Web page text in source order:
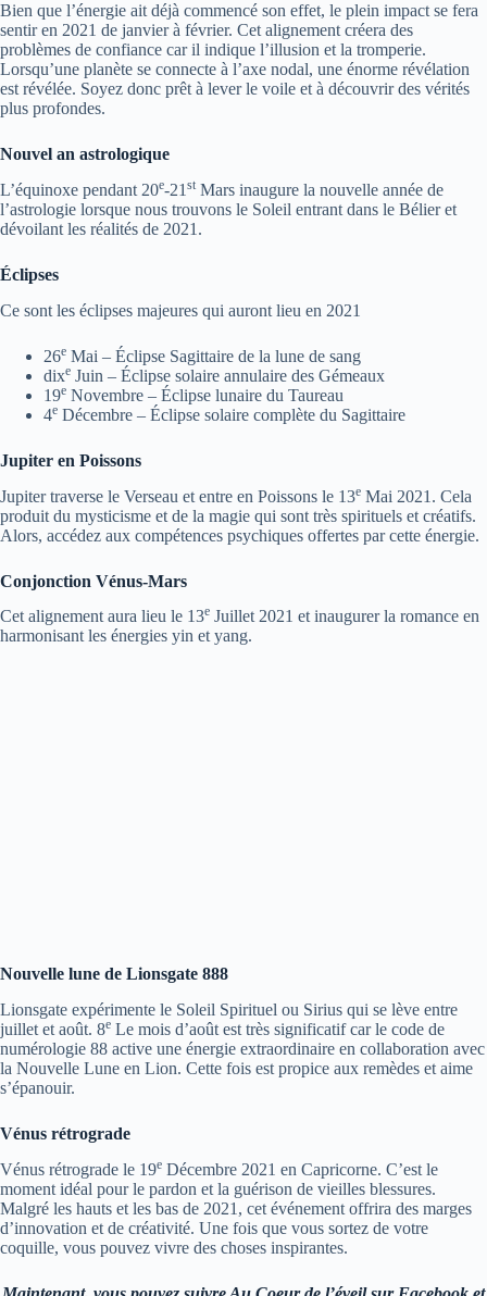
Bien que l’énergie ait déjà commencé son effet, le plein impact se fera
sentir en 2021 de janvier à février. Cet alignement créera des
problèmes de confiance car il indique l’illusion et la tromperie.
Lorsqu’une planète se connecte à l’axe nodal, une énorme révélation
est révélée. Soyez donc prêt à lever le voile et à découvrir des vérités
plus profondes.
Nouvel an astrologique
L’équinoxe pendant 20e-21 st Mars inaugure la nouvelle année de
l’astrologie lorsque nous trouvons le Soleil entrant dans le Bélier et
dévoilant les réalités de 2021.
Éclipses
Ce sont les éclipses majeures qui auront lieu en 2021
26e Mai – Éclipse Sagittaire de la lune de sang
dixe Juin – Éclipse solaire annulaire des Gémeaux
19e Novembre – Éclipse lunaire du Taureau
4e Décembre – Éclipse solaire complète du Sagittaire
Jupiter en Poissons
Jupiter traverse le Verseau et entre en Poissons le 13e Mai 2021. Cela
produit du mysticisme et de la magie qui sont très spirituels et créatifs.
Alors, accédez aux compétences psychiques offertes par cette énergie.
Conjonction Vénus-Mars
Cet alignement aura lieu le 13e Juillet 2021 et inaugurer la romance en
harmonisant les énergies yin et yang.
Nouvelle lune de Lionsgate 888
Lionsgate expérimente le Soleil Spirituel ou Sirius qui se lève entre
juillet et août. 8e Le mois d’août est très significatif car le code de
numérologie 88 active une énergie extraordinaire en collaboration avec
la Nouvelle Lune en Lion. Cette fois est propice aux remèdes et aime
s’épanouir.
Vénus rétrograde
Vénus rétrograde le 19e Décembre 2021 en Capricorne. C’est le
moment idéal pour le pardon et la guérison de vieilles blessures.
Malgré les hauts et les bas de 2021, cet événement offrira des marges
d’innovation et de créativité. Une fois que vous sortez de votre
coquille, vous pouvez vivre des choses inspirantes.